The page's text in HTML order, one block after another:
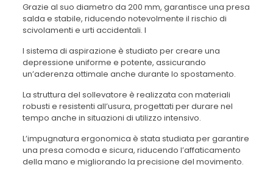
Grazie al suo diametro da 200 mm, garantisce una presa
salda e stabile, riducendo notevolmente il rischio di
scivolamenti e urti accidentali. I
l sistema di aspirazione è studiato per creare una
depressione uniforme e potente, assicurando
un’aderenza ottimale anche durante lo spostamento.
La struttura del sollevatore è realizzata con materiali
robusti e resistenti all’usura, progettati per durare nel
tempo anche in situazioni di utilizzo intensivo.
L’impugnatura ergonomica è stata studiata per garantire
una presa comoda e sicura, riducendo l’affaticamento
della mano e migliorando la precisione del movimento.